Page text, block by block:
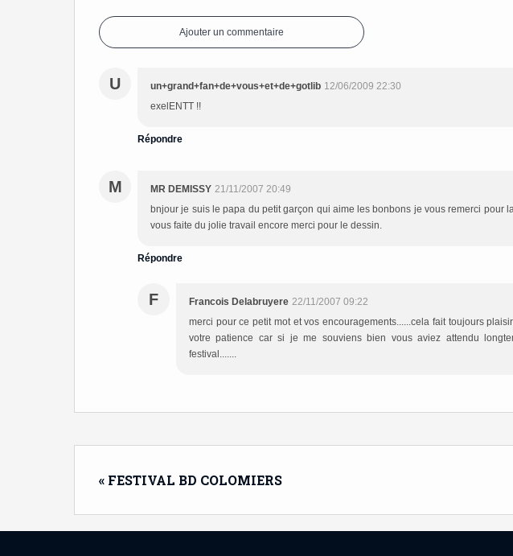
Ajouter un commentaire
U un+grand+fan+de+vous+et+de+gotlib 12/06/2009 22:30
exelENTT !!
Répondre
M MR DEMISSY 21/11/2007 20:49
bnjour je suis le papa du petit garçon qui aime les bonbons je vous remerci pour
vous faite du jolie travail encore merci pour le dessin.
Répondre
F Francois Delabruyere 22/11/2007 09:22
merci pour ce petit mot et vos encouragements......cela fait toujours
votre patience car si je me souviens bien vous aviez attendu
festival.......
« FESTIVAL BD COLOMIERS